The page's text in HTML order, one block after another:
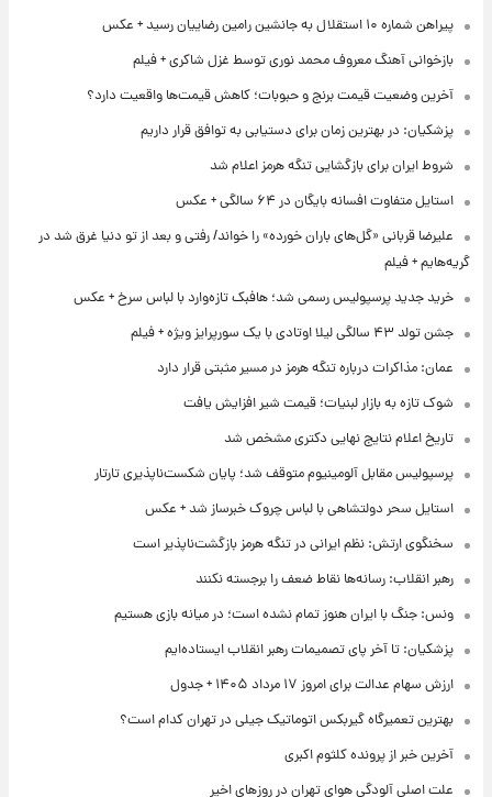
پیراهن شماره ۱۰ استقلال به جانشین رامین رضاییان رسید + عکس
بازخوانی آهنگ معروف محمد نوری توسط غزل شاکری + فیلم
آخرین وضعیت قیمت برنج و حبوبات؛ کاهش قیمت‌ها واقعیت دارد؟
پزشکیان: در بهترین زمان برای دستیابی به توافق قرار داریم
شروط ایران برای بازگشایی تنگه هرمز اعلام شد
استایل متفاوت افسانه بایگان در ۶۴ سالگی + عکس
علیرضا قربانی «گل‌های باران خورده» را خواند/ رفتی و بعد از تو دنیا غرق شد در
گریه‌هایم + فیلم
خرید جدید پرسپولیس رسمی شد؛ هافبک تازه‌وارد با لباس سرخ + عکس
جشن تولد ۴۳ سالگی لیلا اوتادی با یک سورپرایز ویژه + فیلم
عمان: مذاکرات درباره تنگه هرمز در مسیر مثبتی قرار دارد
شوک تازه به بازار لبنیات؛ قیمت شیر افزایش یافت
تاریخ اعلام نتایج نهایی دکتری مشخص شد
پرسپولیس مقابل آلومینیوم متوقف شد؛ پایان شکست‌ناپذیری تارتار
استایل سحر دولتشاهی با لباس چروک خبرساز شد + عکس
سخنگوی ارتش: نظم ایرانی در تنگه هرمز بازگشت‌ناپذیر است
رهبر انقلاب: رسانه‌ها نقاط ضعف را برجسته نکنند
ونس: جنگ با ایران هنوز تمام نشده است؛ در میانه بازی هستیم
پزشکیان: تا آخر پای تصمیمات رهبر انقلاب ایستاده‌ایم
ارزش سهام عدالت برای امروز ۱۷ مرداد ۱۴۰۵ + جدول
بهترین تعمیرگاه گیربکس اتوماتیک جیلی در تهران کدام است؟
آخرین خبر از پرونده کلثوم اکبری
علت اصلی آلودگی هوای تهران در روزهای اخیر